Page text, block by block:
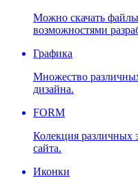
Можно скачать
возможностями
Графика
Множество
дизайна.
FORM
Колекция различных
сайта.
Иконки